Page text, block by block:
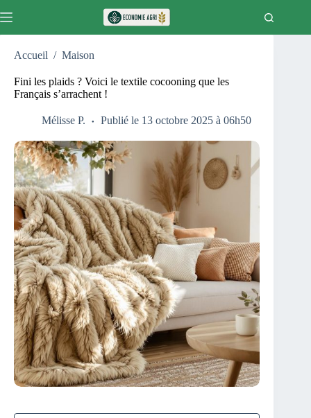
au
Accueil / Maison
Fini les plaids ? Voici le textile cocooning que les
Français s’arrachent !
Mélisse P. Publié le 13 octobre 2025 à 06h50